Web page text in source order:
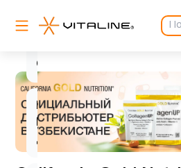
C
Витамин
D для
детей
4